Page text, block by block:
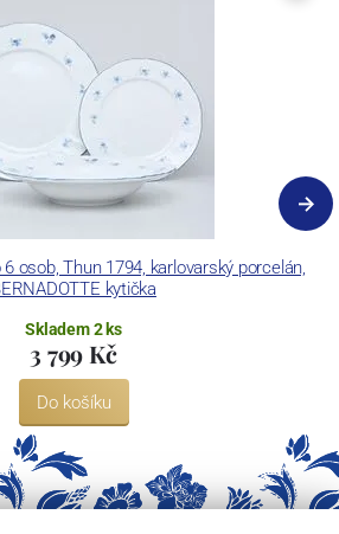
ochrannou známku LC a Thun Hotel &
osob, Thun 1794, karlovarský porcelán,
kytička
Skladem 2 ks
3 799 Kč
Do košíku